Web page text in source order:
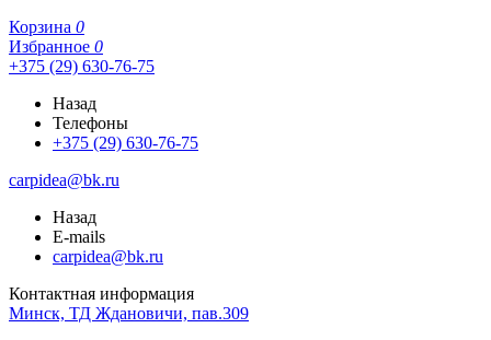
Корзина 0
Избранное 0
+375 (29) 630-76-75
Назад
Телефоны
+375 (29) 630-76-75
carpidea@bk.ru
Назад
E-mails
carpidea@bk.ru
Контактная информация
Минск, ТД Ждановичи, пав.309